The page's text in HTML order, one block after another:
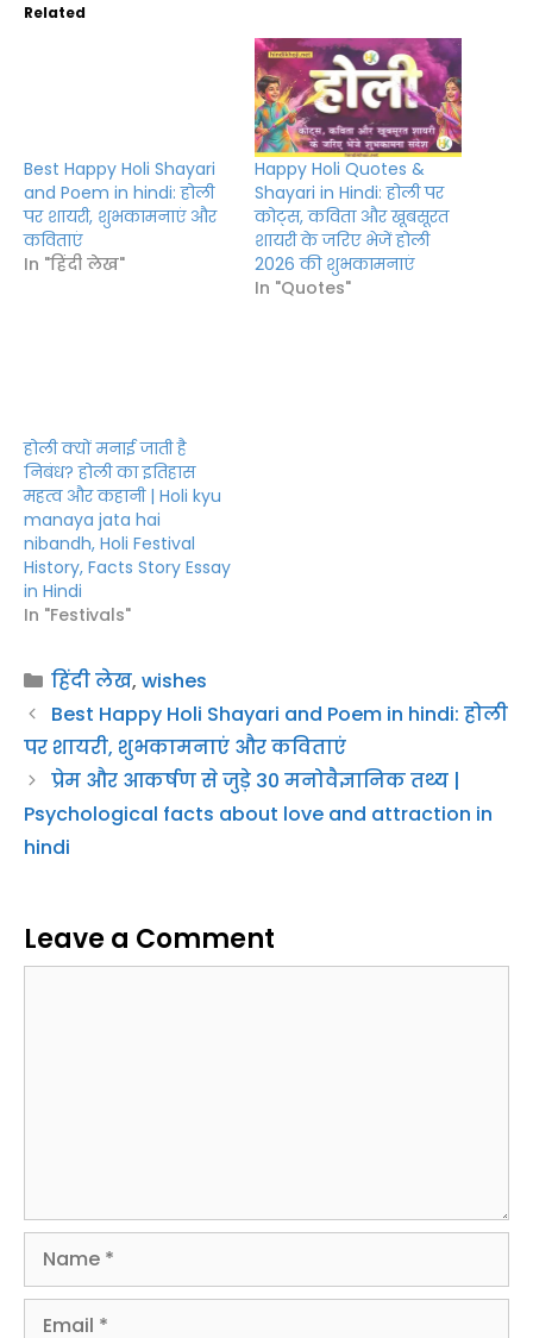
Related
and Poem in hindi: होली
पर शायरी, शुभकामनाएं और
कविताएं
In "हिंदी लेख"
Happy Holi Quotes &
Shayari in Hindi: होली पर
कोट्स, कविता और खूबसूरत
शायरी के जरिए भेजें होली
2026 की शुभकामनाएं
In "Quotes"
निबंध? होली का इतिहास
महत्व और कहानी | Holi kyu
manaya jata hai
nibandh, Holi Festival
History, Facts Story Essay
in Hindi
In "Festivals"
हिंदी लेख
Best Happy Holi Shayari and Poem in hindi: होली
पर शायरी, शुभकामनाएं और कविताएं
प्रेम और आकर्षण से जुड़े 30 मनोवैज्ञानिक तथ्य |
Psychological facts about love and attraction in
hindi
Leave a Comment
Comment
Name
Email